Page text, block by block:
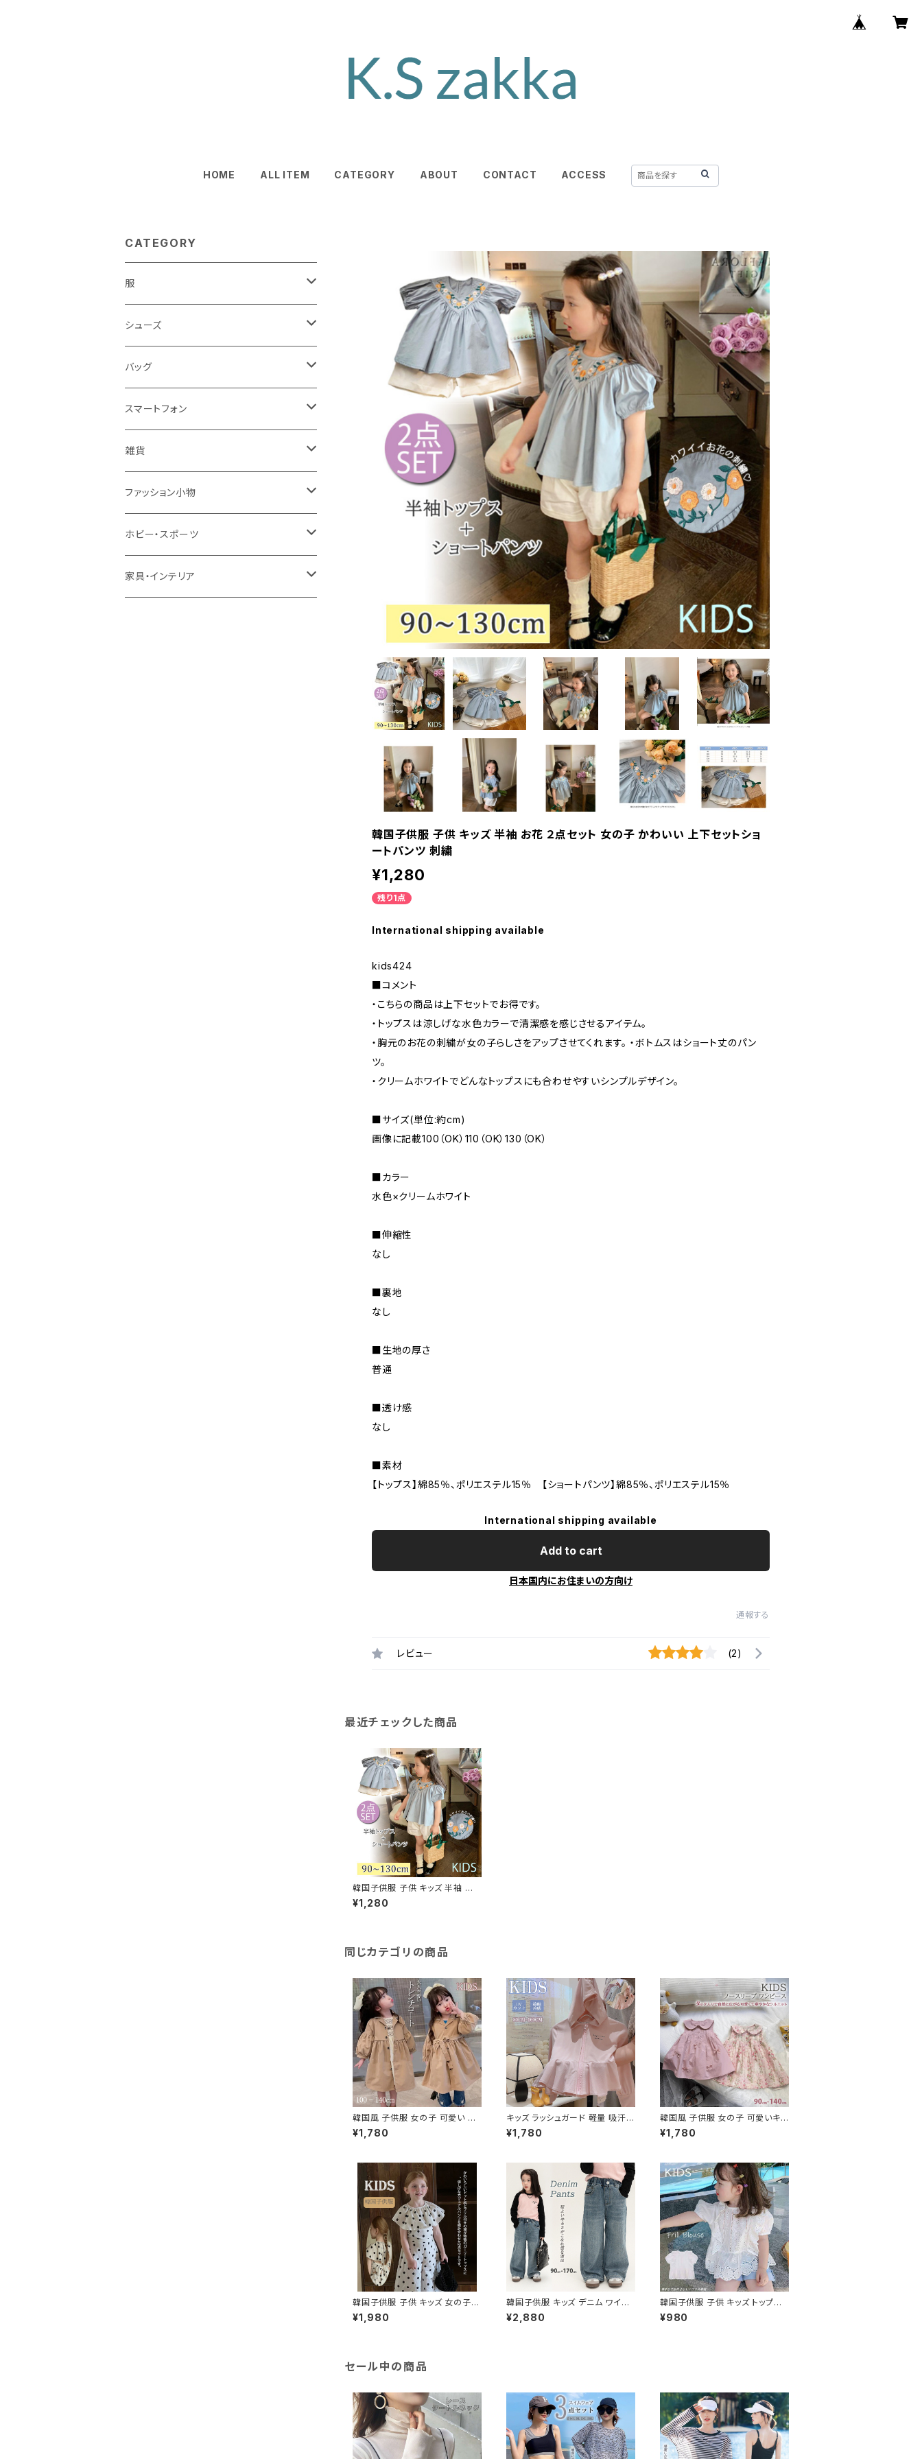
HOME ALL ITEM CATEGORY ABOUT CONTACT ACCESS
韓国子供服 子供 キッズ 半袖 お花 ２点セット 女の子 かわいい 上下セットショ
ートパンツ 刺繍
¥1,280
残り1点
International shipping available
kids424
■コメント
・こちらの商品は上下セットでお得です。
・トップスは涼しげな水色カラーで清潔感を感じさせるアイテム。
・胸元のお花の刺繍が女の子らしさをアップさせてくれます。 ・ボトムスはショート丈のパン
ツ。
・クリームホワイトでどんなトップスにも合わせやすいシンプルデザイン。
■サイズ(単位:約cm)
画像に記載100（OK）110（OK）130（OK）
■カラー
水色×クリームホワイト
■伸縮性
なし
■裏地
なし
■生地の厚さ
普通
■透け感
なし
■素材
【トップス】綿85％、ポリエステル15％ 【ショートパンツ】綿85％、ポリエステル15％
International shipping available
Add to cart
日本国内にお住まいの方向け
通報する
レビュー (2)
最近チェックした商品
韓国子供服 子供 キッズ 半袖 お
花 ２点セット 女の子 かわいい 上
下セットショートパンツ 刺繍
¥1,280
同じカテゴリの商品
韓国風 子供服 女の子 可愛い キ
ッズ コート ボタン パフスリーブ袖
¥1,780
キッズ ラッシュガード 軽量 吸汗速
乾 パーカー フード付き UVカット
日焼け
¥1,780
韓国風 子供服 女の子 可愛いキッ
ズ ノースリーブワンピース可愛い
襟 ドレス
¥1,780
韓国子供服 子供 キッズ 女の子用
ドット柄セットアップ2点セット
¥1,980
韓国子供服 キッズ デニム ワイド
ジーンズ パンツ ズボン ボトムス
カジュアル
¥2,880
韓国子供服 子供 キッズ トップス
ブラウス レース ホワイト 肩フリル
裾フリル 白 半袖
¥980
セール中の商品
CATEGORY
服
レディース
トップス
コート・ジャケット
水着・オーバーウェア
メンズ
バッグ
帽子
キッズ＆ベビー
浴衣
シューズ
レディース
サンダル
スニーカー
メンズ
サンダル
キッズ＆ベビー
バッグ
レディース
メンズ
キッズ＆ベビー
スマートフォン
アクセサリ
ケース・カバー
ケーブル・アダプター
ケース
スタント
フィルム
雑貨
ガラス
タオル
キーホルダー
ファッション小物
サングラス・眼鏡
手芸・ハンドメイド用品
ホビー・スポーツ
アウトドア・キャンプ・登山
家具・インテリア